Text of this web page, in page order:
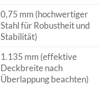
0,75 mm (hochwertiger
Stahl für Robustheit und
Stabilität)
1.135 mm (effektive
Deckbreite nach
Überlappung beachten)